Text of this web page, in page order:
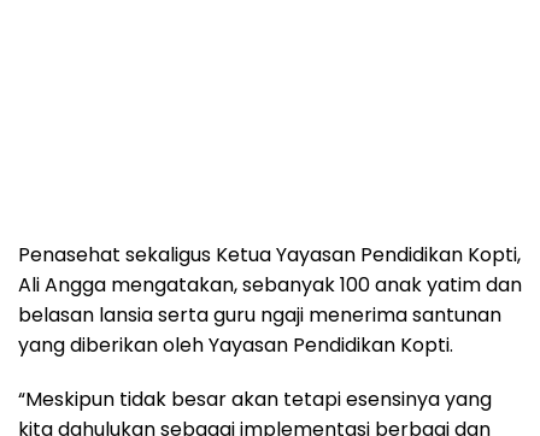
Penasehat sekaligus Ketua Yayasan Pendidikan Kopti,
Ali Angga mengatakan, sebanyak 100 anak yatim dan
belasan lansia serta guru ngaji menerima santunan
yang diberikan oleh Yayasan Pendidikan Kopti.
“Meskipun tidak besar akan tetapi esensinya yang
kita dahulukan sebagai implementasi berbagi dan